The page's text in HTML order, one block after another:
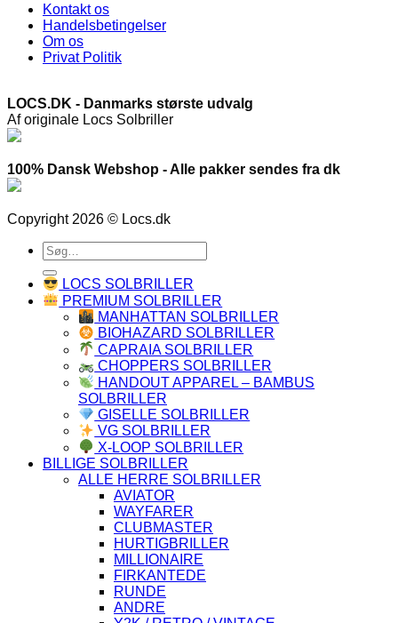
Kontakt os
Handelsbetingelser
Om os
Privat Politik
LOCS.DK - Danmarks største udvalg
Af originale Locs Solbriller
100% Dansk Webshop - Alle pakker sendes fra dk
Copyright 2026 © Locs.dk
Søg
efter:
LOCS SOLBRILLER
PREMIUM SOLBRILLER
MANHATTAN SOLBRILLER
BIOHAZARD SOLBRILLER
CAPRAIA SOLBRILLER
CHOPPERS SOLBRILLER
HANDOUT APPAREL – BAMBUS
SOLBRILLER
GISELLE SOLBRILLER
VG SOLBRILLER
X-LOOP SOLBRILLER
BILLIGE SOLBRILLER
ALLE HERRE SOLBRILLER
AVIATOR
WAYFARER
CLUBMASTER
HURTIGBRILLER
MILLIONAIRE
FIRKANTEDE
RUNDE
ANDRE